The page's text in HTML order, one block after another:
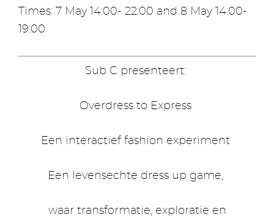
Times: 7 May 14:00- 22:00 and 8 May 14:00-
19:00
Sub C presenteert:
Overdress to Express
Een interactief fashion experiment
Een levensechte dress up game,
waar transformatie, exploratie en